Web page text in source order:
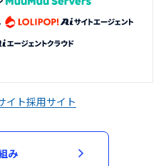
イト採用サイト
み